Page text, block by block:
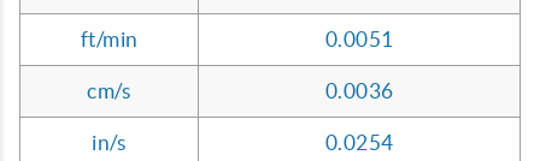
ft/min 0.0051
cm/s 0.0036
in/s 0.0254